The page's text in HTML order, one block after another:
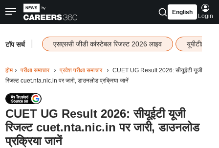
English
Login
टॉप सर्च एसएससी जीडी कांस्टेबल रिजल्ट 2026 लाइव यूपीटीईटी
होम परीक्षा समाचार प्रवेश परीक्षा समाचार
CUET UG Result 2026: सीयूईटी यूजी
रिजल्ट cuet.nta.nic.in पर जारी, डाउनलोड प्रक्रिया जानें
CUET UG Result 2026: सीयूईटी यूजी
रिजल्ट cuet.nta.nic.in पर जारी, डाउनलोड
प्रक्रिया जानें